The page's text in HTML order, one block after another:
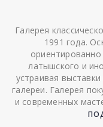
Галерея
1991 года.
латышского и
устраивая
галереи. Галерея
и современных